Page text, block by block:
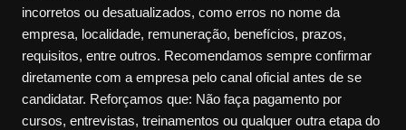
incorretos ou desatualizados, como erros no nome da
empresa, localidade, remuneração, benefícios, prazos,
requisitos, entre outros. Recomendamos sempre confirmar
diretamente com a empresa pelo canal oficial antes de se
candidatar. Reforçamos que: Não faça pagamento por
cursos, entrevistas, treinamentos ou qualquer outra etapa do